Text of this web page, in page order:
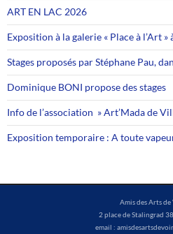
ART EN LAC 2026
Exposition à la galerie « Place à l’Art »
Stages proposés par Stéphane Pau,
Dominique BONI propose des stages
Info de l’association » Art’Mada de
Exposition temporaire : A toute
Amis des Arts
2 place de Stalingrad
email :